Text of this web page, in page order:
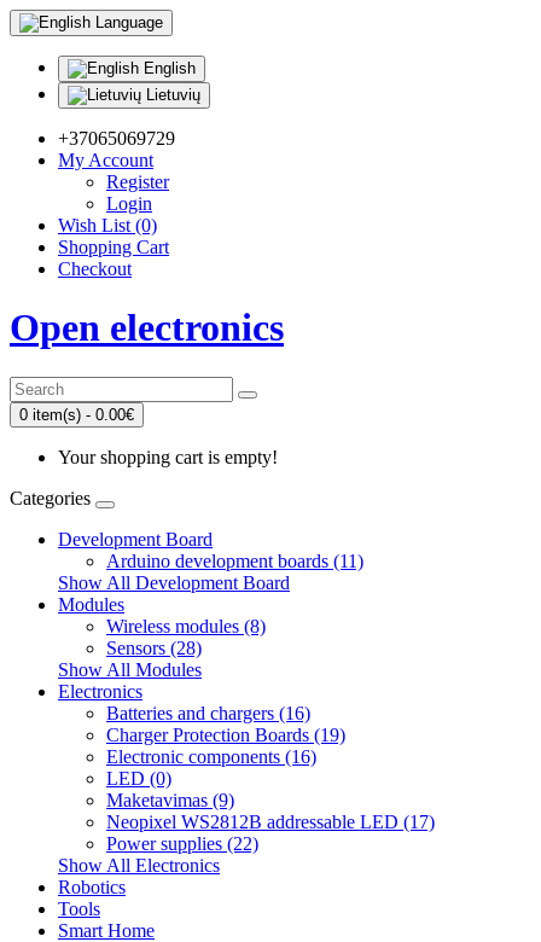
Language
English
Lietuvių
+37065069729
My Account
Register
Login
Wish List (0)
Shopping Cart
Checkout
Open electronics
0 item(s) - 0.00€
Your shopping cart is empty!
Categories
Development Board
Arduino development boards (11)
Show All Development Board
Modules
Wireless modules (8)
Sensors (28)
Show All Modules
Electronics
Batteries and chargers (16)
Charger Protection Boards (19)
Electronic components (16)
LED (0)
Maketavimas (9)
Neopixel WS2812B addressable LED (17)
Power supplies (22)
Show All Electronics
Robotics
Tools
Smart Home